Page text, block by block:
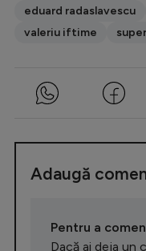
eduard radaslavescu
valeriu iftime
Adaugă
Pentru a
Dacă ai deja un